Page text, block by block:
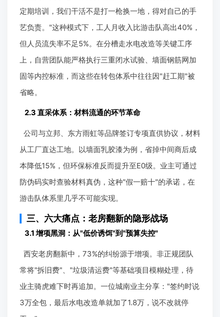
定期培训，我们干活不是打一枪换一地，得对自己的手
艺负责。"这种模式下，工人月收入比游击队高出40%，
但人员流失率不足5%。在分槽走水电改造等关键工序
上，自营团队能严格执行三重闭水试验、墙面钢筋网加
固等内控标准，而这些在转包体系中往往因"赶工期"被
省略。
2.3 直采体系：材料流通的环节革命
公司与立邦、东方雨虹等品牌签订专项直供协议，材料
从工厂直达工地。以墙面乳胶漆为例，省掉中间商后成
本降低15%，但环保标准反而提升至E0级。业主可通过
防伪码实时查验材料真伪，这种"假一赔十"的承诺，在
游击队体系里几乎不可能实现。
三、六大痛点：老房翻新的隐形战场
3.1 增项黑洞：从"低价诱饵"到"预算失控"
西安老房翻新中，73%的纠纷源于增项。非正规团队
常将"拆旧费"、"垃圾清运费"等基础项目模糊处理，待
业主骑虎难下时再追加。一位城南业主分享："签约时说
3万全包，最后水电改造单就加了1.8万，说不改就停